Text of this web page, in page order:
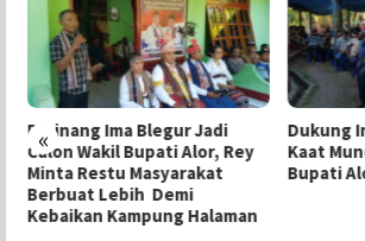
«
Jadi
Rey
Dukung Ima-Rey, Merianus
Kaat Mundur Dari Pencalonan
Bupati Alor